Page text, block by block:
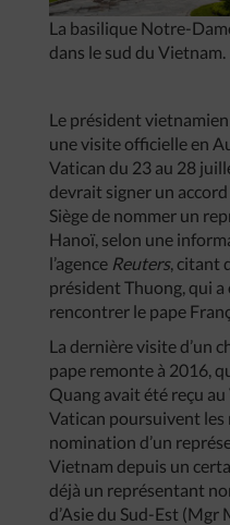
La basilique Notre-
dans le sud du Vietnam.
Le président
une visite officielle en
Vatican du 23 au 28
devrait signer un
Siège de nommer un
Hanoï, selon une
l’agence Reuters, citant
président Thuong, qui
rencontrer le pape
La dernière visite d’un
pape remonte à 2016,
Quang avait été reçu
Vatican poursuivent les
nomination d’un
Vietnam depuis un
déjà un représentant
d’Asie du Sud-Est